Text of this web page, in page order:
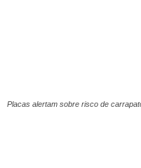
Placas alertam sobre risco de